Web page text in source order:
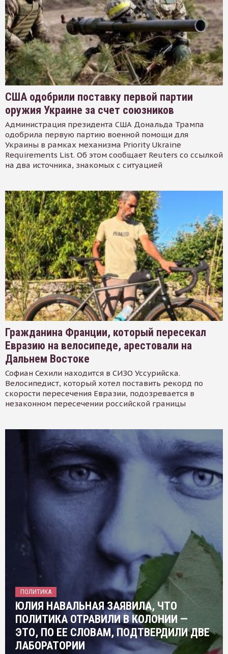
США одобрили поставку первой партии
оружия Украине за счет союзников
Администрация президента США Дональда Трампа
одобрила первую партию военной помощи для
Украины в рамках механизма Priority Ukraine
Requirements List. Об этом сообщает Reuters со ссылкой
на два источника, знакомых с ситуацией
Гражданина Франции, который пересекал
Евразию на велосипеде, арестовали на
Дальнем Востоке
Софиан Сехили находится в СИЗО Уссурийска.
Велосипедист, который хотел поставить рекорд по
скорости пересечения Евразии, подозревается в
незаконном пересечении российской границы
ПОЛИТИКА
ЮЛИЯ НАВАЛЬНАЯ ЗАЯВИЛА, ЧТО
ПОЛИТИКА ОТРАВИЛИ В КОЛОНИИ —
ЭТО, ПО ЕЕ СЛОВАМ, ПОДТВЕРДИЛИ ДВЕ
ЛАБОРАТОРИИ